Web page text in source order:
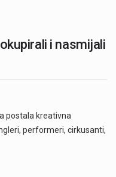
i nasmijali
postala kreativna
performeri, cirkusanti,